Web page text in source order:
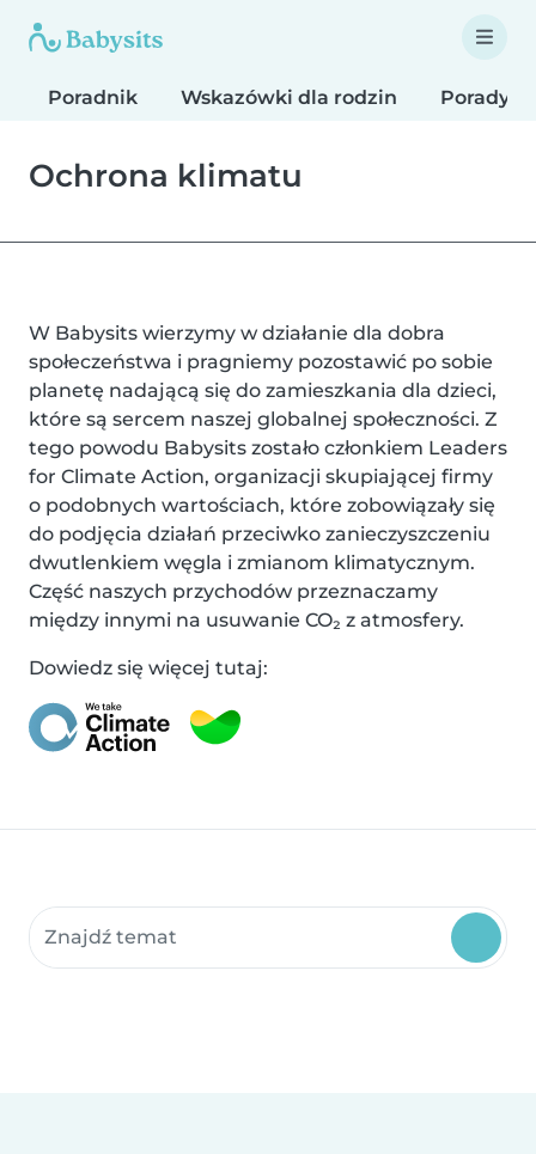
Poradnik Wskazówki dla rodzin Porady
Ochrona klimatu
W Babysits wierzymy w działanie dla dobra
społeczeństwa i pragniemy pozostawić po sobie
planetę nadającą się do zamieszkania dla dzieci,
które są sercem naszej globalnej społeczności. Z
tego powodu Babysits zostało członkiem Leaders
for Climate Action, organizacji skupiającej firmy
o podobnych wartościach, które zobowiązały się
do podjęcia działań przeciwko zanieczyszczeniu
dwutlenkiem węgla i zmianom klimatycznym.
Część naszych przychodów przeznaczamy
między innymi na usuwanie CO₂ z atmosfery.
Dowiedz się więcej tutaj:
Szukaj w zasobach społeczności